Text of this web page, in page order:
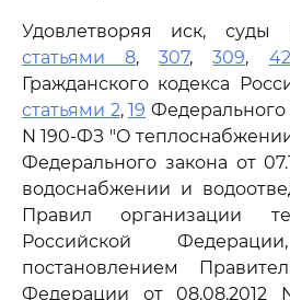
Удовлетворяя иск, суды
статьями 8,307,309,
Гражданского кодекса
статьями 2, 19 Федерального
N 190-ФЗ "О
Федерального закона от
водоснабжении и
Правил организации
Российской
постановлением
Федерации от 08.08.2012